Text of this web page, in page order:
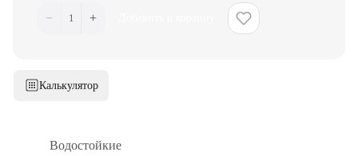
− 1 +
Калькулятор
Водостойкие